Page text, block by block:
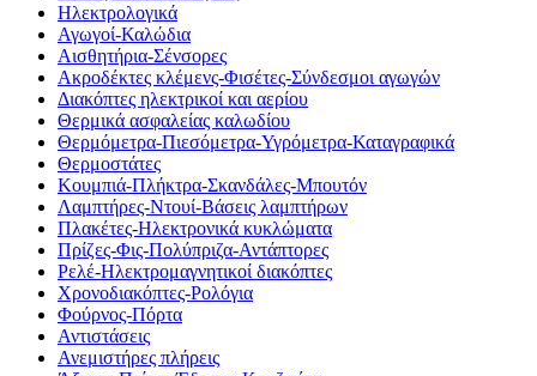
Ηλεκτρολογικά
Αγωγοί-Καλώδια
Αισθητήρια-Σένσορες
Ακροδέκτες κλέμενς-Φισέτες-Σύνδεσμοι αγωγών
Διακόπτες ηλεκτρικοί και αερίου
Θερμικά ασφαλείας καλωδίου
Θερμόμετρα-Πιεσόμετρα-Υγρόμετρα-Καταγραφικά
Θερμοστάτες
Κουμπιά-Πλήκτρα-Σκανδάλες-Μπουτόν
Λαμπτήρες-Ντουί-Βάσεις λαμπτήρων
Πλακέτες-Ηλεκτρονικά κυκλώματα
Πρίζες-Φις-Πολύπριζα-Αντάπτορες
Ρελέ-Ηλεκτρομαγνητικοί διακόπτες
Χρονοδιακόπτες-Ρολόγια
Φούρνος-Πόρτα
Αντιστάσεις
Ανεμιστήρες πλήρεις